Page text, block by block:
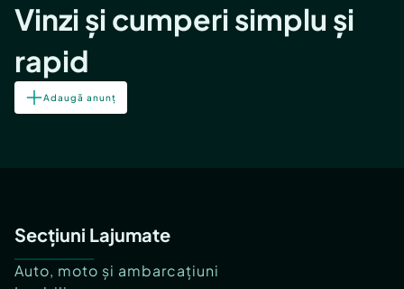
Vinzi și cumperi simplu și
rapid
Adaugă anunț
Secțiuni Lajumate
Auto, moto și ambarcațiuni